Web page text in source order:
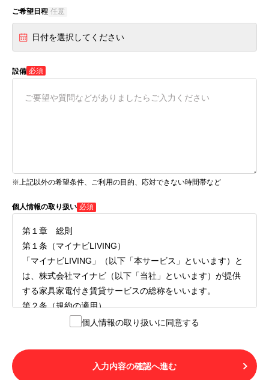
ご希望日程 任意
日付を選択してください
設備 必須
※上記以外の希望条件、ご利用の目的、応対できない時間帯など
個人情報の取り扱い 必須
第１章 総則
第１条（マイナビLIVING）
「マイナビLIVING」（以下「本サービス」といいます）と
は、株式会社マイナビ（以下「当社」といいます）が提供
する家具家電付き賃貸サービスの総称をいいます。
第２条（規約の適用）
１.本サービスを利用する者（以下「利用者」といいます）
LIVINGご契約にあたり取得する個人情報の取り扱いについ
て」の内容をすべて承諾したものとみなされます。不承諾
個人情報の取り扱いに同意する
入力内容の確認へ進む